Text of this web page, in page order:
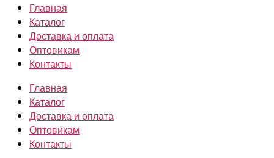
Главная
Каталог
Доставка и оплата
Оптовикам
Контакты
Главная
Каталог
Доставка и оплата
Оптовикам
Контакты